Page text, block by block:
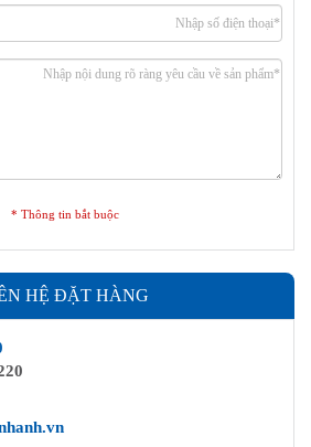
* Thông tin bắt buộc
HỆ ĐẶT HÀNG